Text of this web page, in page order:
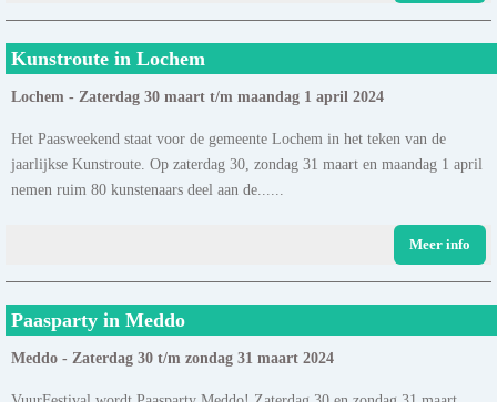
Kunstroute in Lochem
Lochem - Zaterdag 30 maart t/m maandag 1 april 2024
Het Paasweekend staat voor de gemeente Lochem in het teken van de
jaarlijkse Kunstroute. Op zaterdag 30, zondag 31 maart en maandag 1 april
nemen ruim 80 kunstenaars deel aan de......
Meer info
Paasparty in Meddo
Meddo - Zaterdag 30 t/m zondag 31 maart 2024